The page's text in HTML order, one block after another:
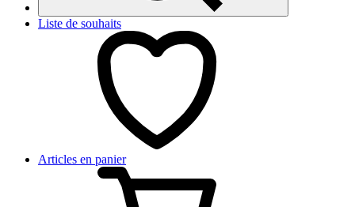
Liste de souhaits
Articles en panier